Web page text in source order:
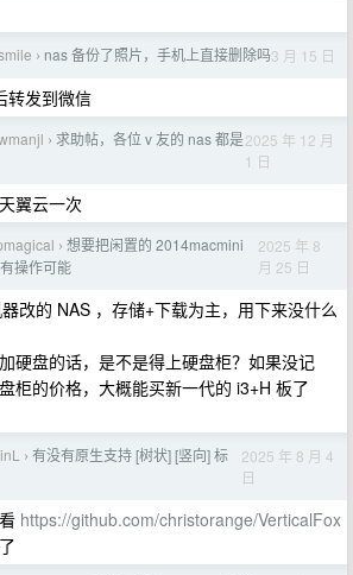
› nas 备份了照片，手机上直接删除吗3 月 15 日
转发到微信
› 求助帖，各位 v 友的 nas 都是2025 年 12 月
1 日
翼云一次
› 想要把闲置的 2014macmini
操作可能
2025 年 8
月 25 日
改的 NAS ，存储+下载为主，用下来没什么
硬盘的话，是不是得上硬盘柜？如果没记
柜的价格，大概能买新一代的 i3+H 板了
› 有没有原生支持 [树状] [竖向] 标
2025 年 8 月 4
日
https://github.com/christorange/VerticalFox